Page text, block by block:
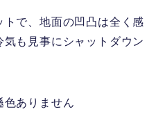
で、地面の凹凸は全く感
も見事にシャットダウン
色ありません